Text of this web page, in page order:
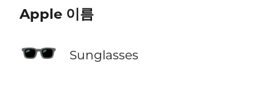
Apple 이름
🕶️ Sunglasses